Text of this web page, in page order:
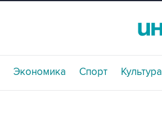
Экономика Спорт Культура